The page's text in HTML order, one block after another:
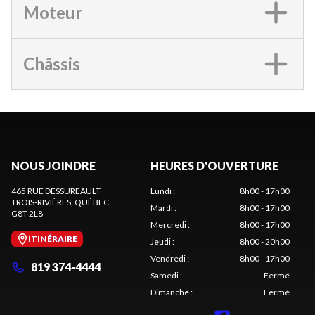
Moteur
Châssis
NOUS JOINDRE
465 RUE DESSUREAULT
TROIS-RIVIÈRES , QUÉBEC
G8T 2L8
ITINÉRAIRE
819 374-4444
HEURES D'OUVERTURE
Lundi:
8h00 - 17h00
Mardi:
8h00 - 17h00
Mercredi:
8h00 - 17h00
Jeudi:
8h00 - 20h00
Vendredi:
8h00 - 17h00
Samedi:
Fermé
Dimanche: Fermé